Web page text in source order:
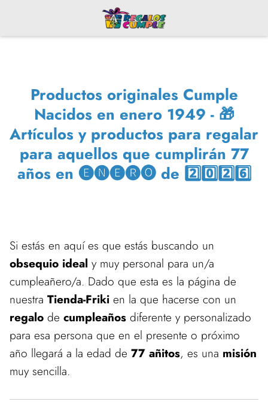
Productos originales Cumple
Nacidos en enero 1949 - 🎁
Artículos y productos para regalar
para aquellos que cumplirán 77
años en 🅔🅝🅔🅡🅞 de 2️⃣0️⃣2️⃣6️⃣
Si estás en aquí es que estás buscando un
obsequio ideal y muy personal para un/a
cumpleañero/a. Dado que esta es la página de
nuestra Tienda-Friki en la que hacerse con un
regalo de cumpleaños diferente y personalizado
para esa persona que en el presente o próximo
año llegará a la edad de 77 añitos, es una misión
muy sencilla.